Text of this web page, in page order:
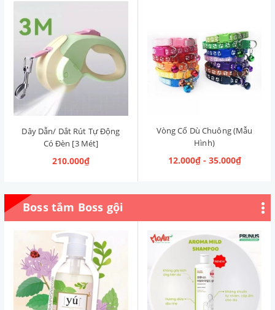
Dây Dẫn/ Dắt Rút Tự Động
Có Đèn [3 Mét]
210.000₫
Vòng Cổ Dù Chuông (Mẫu
Hình)
12.000₫ - 35.000₫
Boss tắm Boss gội